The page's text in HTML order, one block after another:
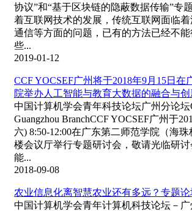
协议”和“基于区块链的隐蔽数据传输”专
着互联网技术的发展，传统互联网面临
通信等方面的问题，已有的方法已经不
些...
2019-01-12
CCF YOCSEF广州将于2018年9月15日在
院举办人工智能与教育大数据的融合与
中国计算机学会青年科技论坛广州分论坛
Guangzhou BranchCCF YOCSEF广州于
六) 8:50-12:00在广东第二师范学院（海珠
楼会议厅举行专题研讨会，敬请光临研
能...
2018-09-08
农业信息化离智慧农业还有多远？专题论
中国计算机学会青年计算机科技论坛－